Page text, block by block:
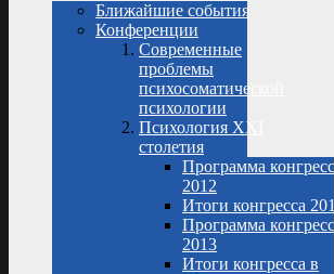
Ближайшие события
Конференции
Современные
проблемы
психосоматической
психологии
Психология XXI
столетия
Программа конгресса
2012
Итоги конгресса
Программа конгресса
2013
Итоги конгресса в